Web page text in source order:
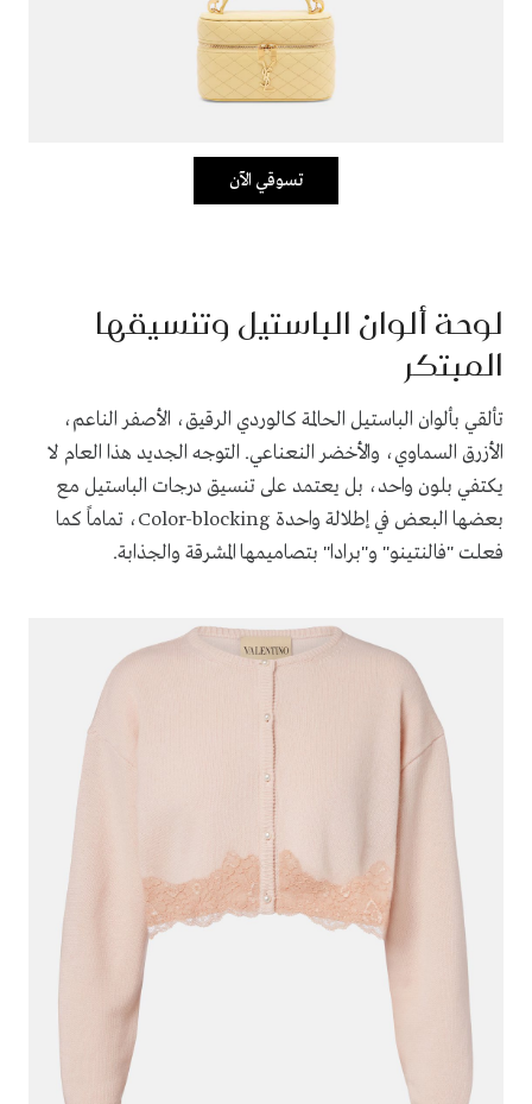
تسوقي الآن
لوحة ألوان الباستيل وتنسيقها
المبتكر
تألقي بألوان الباستيل الحالمة كالوردي الرقيق، الأصفر الناعم،
الأزرق السماوي، والأخضر النعناعي. التوجه الجديد هذا العام لا
يكتفي بلون واحد، بل يعتمد على تنسيق درجات الباستيل مع
بعضها البعض في إطلالة واحدة Color-blocking، تماماً كما
فعلت "فالنتينو" و"برادا" بتصاميمها المشرقة والجذابة.